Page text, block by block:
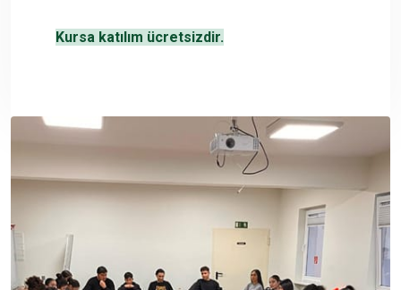
Kursa katılım ücretsizdir.